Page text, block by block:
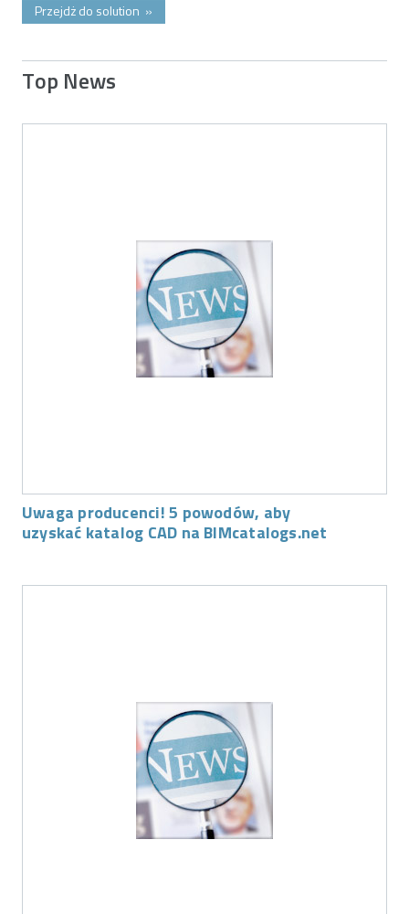
Przejdż do solution »
Top News
Uwaga producenci! 5 powodów, aby
uzyskać katalog CAD na BIMcatalogs.net